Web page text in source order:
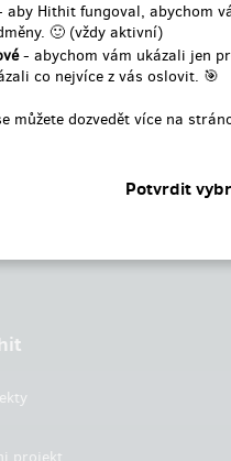
Hithit fungoval, abychom
🙂 (vždy aktivní)
- abychom vám ukázali jen
co nejvíce z vás oslovit. 🎯
můžete dozvedět více na